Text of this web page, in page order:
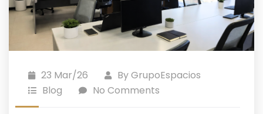
23 Mar/26 ByGrupoEspacios
Blog
No Comments